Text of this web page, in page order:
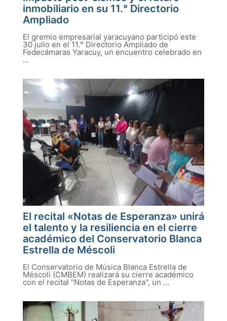
inmobiliario en su 11.° Directorio
Ampliado
El gremio empresarial yaracuyano participó este
30 julio en el 11.° Directorio Ampliado de
Fedecámaras Yaracuy, un encuentro celebrado en
...
El recital «Notas de Esperanza» unirá
el talento y la resiliencia en el cierre
académico del Conservatorio Blanca
Estrella de Méscoli
El Conservatorio de Música Blanca Estrella de
Méscoli (CMBEM) realizará su cierre académico
con el recital "Notas de Esperanza", un ...